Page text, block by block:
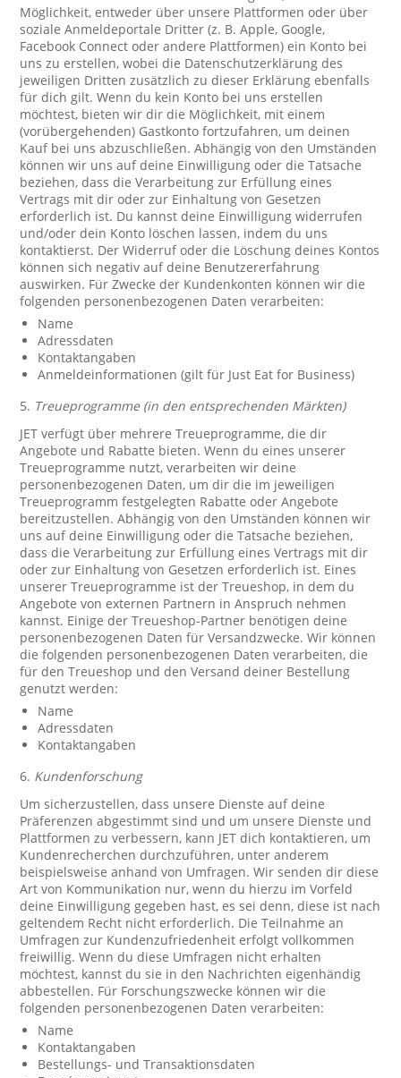
Möglichkeit, entweder über unsere Plattformen oder über
soziale Anmeldeportale Dritter (z. B. Apple, Google,
Facebook Connect oder andere Plattformen) ein Konto bei
uns zu erstellen, wobei die Datenschutzerklärung des
jeweiligen Dritten zusätzlich zu dieser Erklärung ebenfalls
für dich gilt. Wenn du kein Konto bei uns erstellen
möchtest, bieten wir dir die Möglichkeit, mit einem
(vorübergehenden) Gastkonto fortzufahren, um deinen
Kauf bei uns abzuschließen. Abhängig von den Umständen
können wir uns auf deine Einwilligung oder die Tatsache
beziehen, dass die Verarbeitung zur Erfüllung eines
Vertrags mit dir oder zur Einhaltung von Gesetzen
erforderlich ist. Du kannst deine Einwilligung widerrufen
und/oder dein Konto löschen lassen, indem du uns
kontaktierst. Der Widerruf oder die Löschung deines Kontos
können sich negativ auf deine Benutzererfahrung
auswirken. Für Zwecke der Kundenkonten können wir die
folgenden personenbezogenen Daten verarbeiten:
Name
Adressdaten
Kontaktangaben
Anmeldeinformationen (gilt für Just Eat for Business)
5. Treueprogramme (in den entsprechenden Märkten)
JET verfügt über mehrere Treueprogramme, die dir
Angebote und Rabatte bieten. Wenn du eines unserer
Treueprogramme nutzt, verarbeiten wir deine
personenbezogenen Daten, um dir die im jeweiligen
Treueprogramm festgelegten Rabatte oder Angebote
bereitzustellen. Abhängig von den Umständen können wir
uns auf deine Einwilligung oder die Tatsache beziehen,
dass die Verarbeitung zur Erfüllung eines Vertrags mit dir
oder zur Einhaltung von Gesetzen erforderlich ist. Eines
unserer Treueprogramme ist der Treueshop, in dem du
Angebote von externen Partnern in Anspruch nehmen
kannst. Einige der Treueshop-Partner benötigen deine
personenbezogenen Daten für Versandzwecke. Wir können
die folgenden personenbezogenen Daten verarbeiten, die
für den Treueshop und den Versand deiner Bestellung
genutzt werden:
Name
Adressdaten
Kontaktangaben
6. Kundenforschung
Um sicherzustellen, dass unsere Dienste auf deine
Präferenzen abgestimmt sind und um unsere Dienste und
Plattformen zu verbessern, kann JET dich kontaktieren, um
Kundenrecherchen durchzuführen, unter anderem
beispielsweise anhand von Umfragen. Wir senden dir diese
Art von Kommunikation nur, wenn du hierzu im Vorfeld
deine Einwilligung gegeben hast, es sei denn, diese ist nach
geltendem Recht nicht erforderlich. Die Teilnahme an
Umfragen zur Kundenzufriedenheit erfolgt vollkommen
freiwillig. Wenn du diese Umfragen nicht erhalten
möchtest, kannst du sie in den Nachrichten eigenhändig
abbestellen. Für Forschungszwecke können wir die
folgenden personenbezogenen Daten verarbeiten:
Name
Kontaktangaben
Bestellungs- und Transaktionsdaten